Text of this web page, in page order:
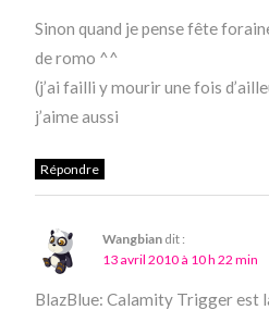
Sinon quand je pense fête
de romo ^^
(j’ai failli y mourir une fois
j’aime aussi
Répondre
Wangbian dit :
13 avril 2010 à 10 h 22 min
BlazBlue: Calamity Trigger est